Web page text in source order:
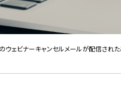
ェビナーキャンセルメールが配信され